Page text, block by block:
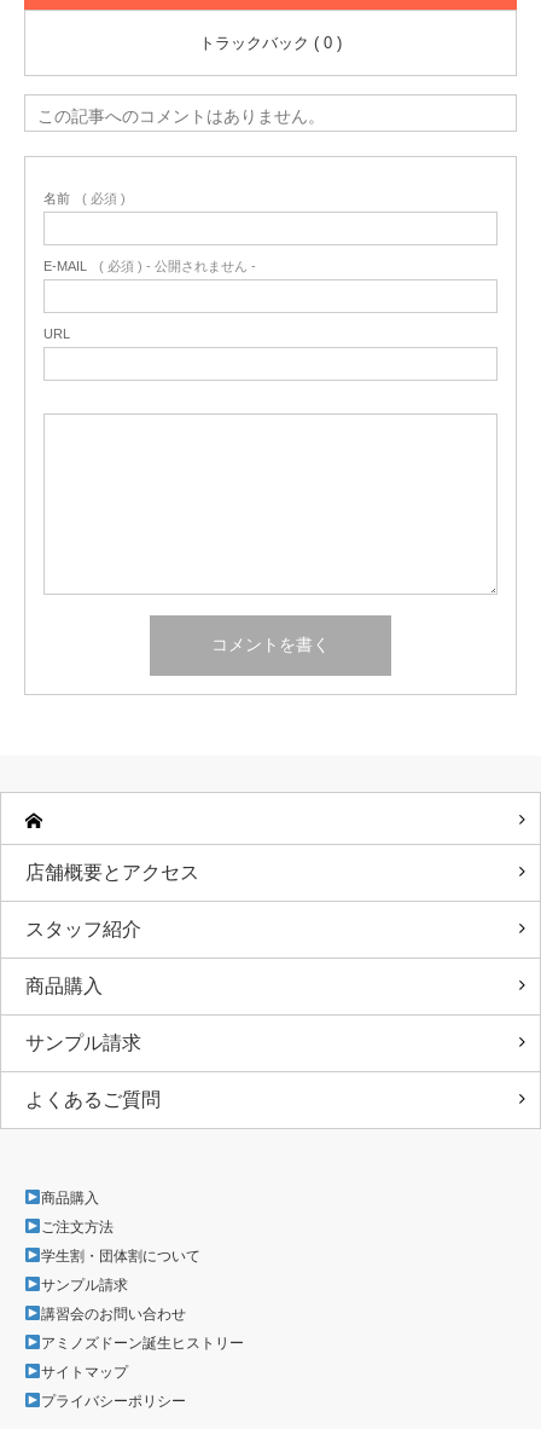
トラックバック ( 0 )
この記事へのコメントはありません。
名前 ( 必須 )
E-MAIL ( 必須 ) - 公開されません -
URL
店舗概要とアクセス
スタッフ紹介
商品購入
サンプル請求
よくあるご質問
商品購入
ご注文方法
学生割・団体割について
サンプル請求
講習会のお問い合わせ
アミノズドーン誕生ヒストリー
サイトマップ
プライバシーポリシー